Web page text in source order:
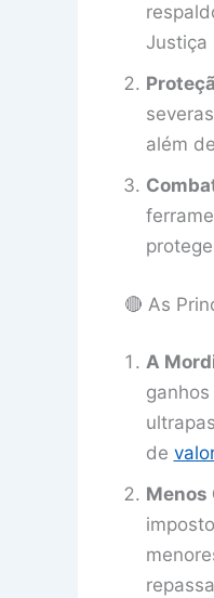
Justiça
além
🔴 As
A
de
Menos